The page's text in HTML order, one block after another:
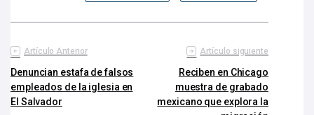
Artículo Anterior
Denuncian estafa de falsos
empleados de la iglesia en
El Salvador
Artículo siguiente
Reciben en Chicago
muestra de grabado
mexicano que explora la